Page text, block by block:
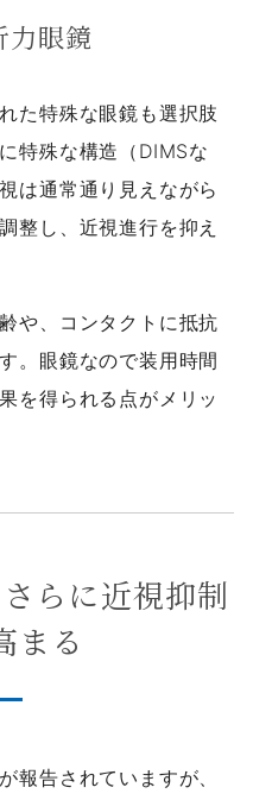
力眼鏡
た特殊な眼鏡も選択肢
特殊な構造（DIMSな
は通常通り見えながら
整し、近視進行を抑え
や、コンタクトに抵抗
。眼鏡なので装用時間
を得られる点がメリッ
らに近視抑制
まる
報告されていますが、